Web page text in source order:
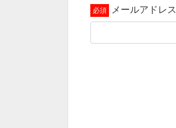
メールアドレス